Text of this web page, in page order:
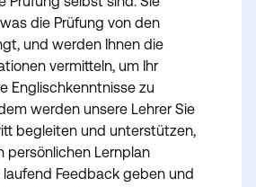
die Prüfung von den
und werden Ihnen die
vermitteln, um Ihr
Englischkenntnisse zu
werden unsere Lehrer Sie
begleiten und unterstützen,
persönlichen Lernplan
laufend Feedback geben und